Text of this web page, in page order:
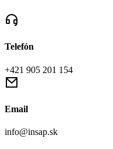
Telefón
+421 905 201 154
Email
info@insap.sk